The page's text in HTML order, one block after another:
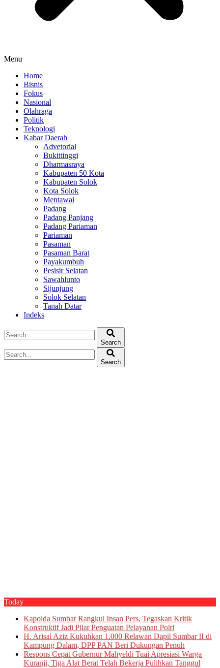
Menu
Home
Bisnis
Fokus
Nasional
Olahraga
Politik
Teknologi
Kabar Daerah
Advetorial
Bukittinggi
Dharmasraya
Kabupaten 50 Kota
Kabupaten Solok
Kota Solok
Mentawai
Padang
Padang Panjang
Padang Pariaman
Pariaman
Pasaman
Pasaman Barat
Payakumbuh
Pesisir Selatan
Sawahlunto
Sijunjung
Solok Selatan
Tanah Datar
Indeks
Search
Search
Today
Kapolda Sumbar Rangkul Insan Pers, Tegaskan Kritik
Konstruktif Jadi Pilar Penguatan Pelayanan Polri
H. Arisal Aziz Kukuhkan 1.000 Relawan Dapil Sumbar II di
Kampung Dalam, DPP PAN Beri Dukungan Penuh
Respons Cepat Gubernur Mahyeldi Tuai Apresiasi Warga
Kuranji, Tiga Alat Berat Telah Bekerja Pulihkan Tanggul